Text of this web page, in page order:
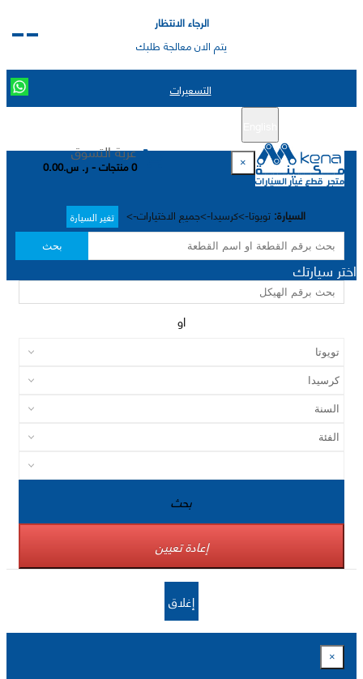
الرجاء الانتظار
يتم الان معالجة طلبك
التسعيرات
عربة التسوق
0 منتجات - ر. س.0.00
السيارة: تويوتا->كرسيدا->جميع الاختيارات-> تغير السيارة
بحث
×
اختر سيارتك
او
بحث
إعادة تعيين
إغلاق
×